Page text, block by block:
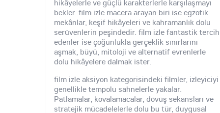
hikâyelerle ve güçlü karakterlerle karşılaşmayı
bekler. film izle macera arayan biri ise egzotik
mekânlar, keşif hikâyeleri ve kahramanlık dolu
serüvenlerin peşindedir. film izle fantastik tercih
edenler ise çoğunlukla gerçeklik sınırlarını
aşmak, büyü, mitoloji ve alternatif evrenlerle
dolu hikâyelere dalmak ister.
film izle aksiyon kategorisindeki filmler, izleyiciyi
genellikle tempolu sahnelerle yakalar.
Patlamalar, kovalamacalar, dövüş sekansları ve
stratejik mücadelelerle dolu bu tür, duygusal